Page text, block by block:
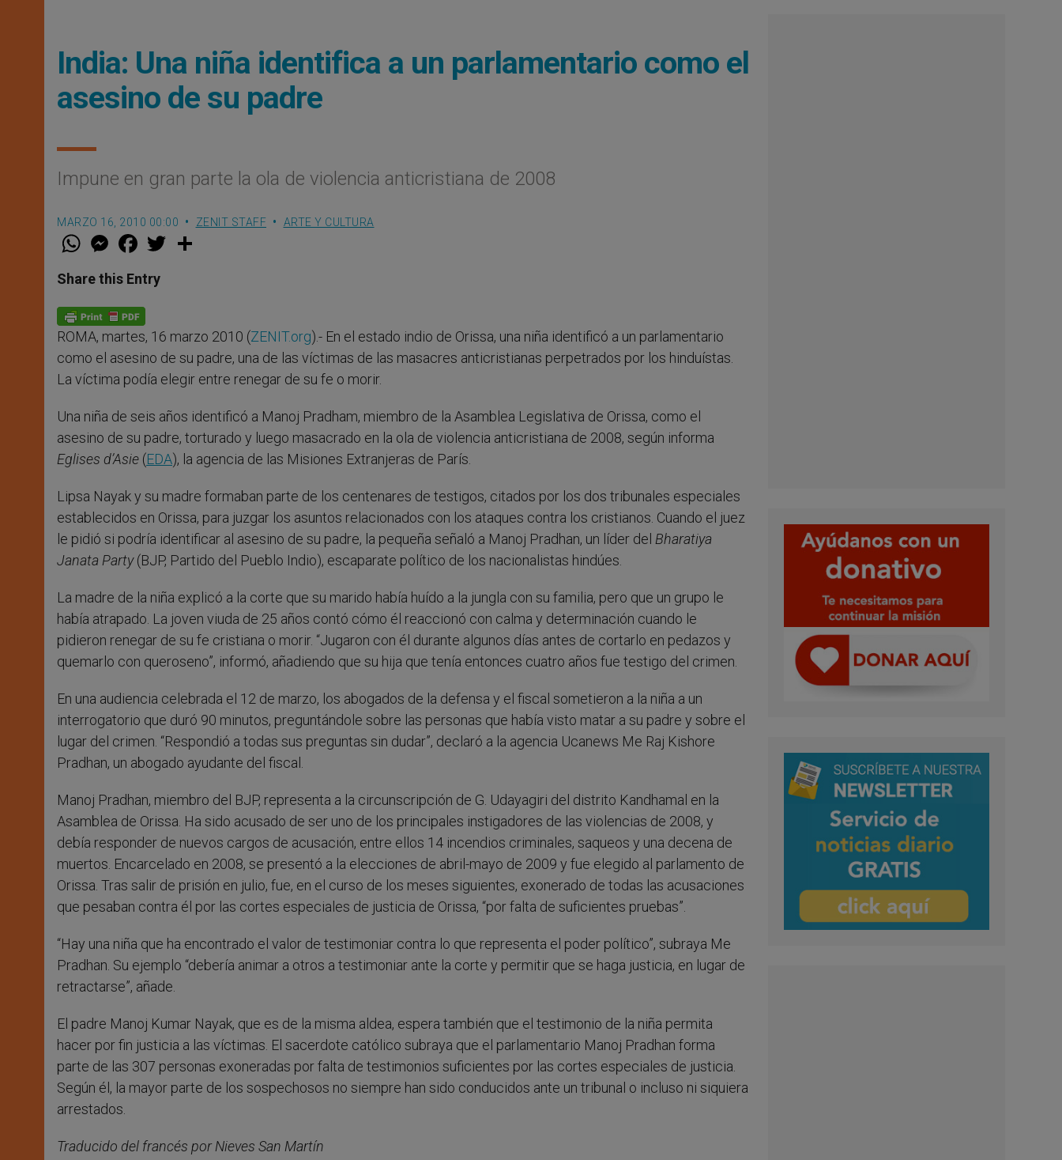
India: Una niña identifica a un parlamentario como el
asesino de su padre
Impune en gran parte la ola de violencia anticristiana de 2008
MARZO 16, 2010 00:00 ZENIT STAFF ARTE Y CULTURA
W
t
s
p
p
M
e
s
e
g
e
r
F
a
e
b
o
k
w
Share this Entry
ROMA, martes, 16 marzo 2010 (ZENIT.org).- En el estado indio de Orissa, una niña identificó a un parlamentario
como el asesino de su padre, una de las víctimas de las masacres anticristianas perpetrados por los hinduístas.
La víctima podía elegir entre renegar de su fe o morir.
Una niña de seis años identificó a Manoj Pradham, miembro de la Asamblea Legislativa de Orissa, como el
asesino de su padre, torturado y luego masacrado en la ola de violencia anticristiana de 2008, según informa
Eglises d’Asie (EDA), la agencia de las Misiones Extranjeras de París.
Lipsa Nayak y su madre formaban parte de los centenares de testigos, citados por los dos tribunales especiales
establecidos en Orissa, para juzgar los asuntos relacionados con los ataques contra los cristianos. Cuando el juez
le pidió si podría identificar al asesino de su padre, la pequeña señaló a Manoj Pradhan, un líder del Bharatiya
Janata Party(BJP, Partido del Pueblo Indio), escaparate político de los nacionalistas hindúes.
La madre de la niña explicó a la corte que su marido había huído a la jungla con su familia, pero que un grupo le
había atrapado. La joven viuda de 25 años contó cómo él reaccionó con calma y determinación cuando le
pidieron renegar de su fe cristiana o morir. “Jugaron con él durante algunos días antes de cortarlo en pedazos y
quemarlo con queroseno”, informó, añadiendo que su hija que tenía entonces cuatro años fue testigo del crimen.
En una audiencia celebrada el 12 de marzo, los abogados de la defensa y el fiscal sometieron a la niña a un
interrogatorio que duró 90 minutos, preguntándole sobre las personas que había visto matar a su padre y sobre el
lugar del crimen. “Respondió a todas sus preguntas sin dudar”, declaró a la agencia Ucanews Me Raj Kishore
Pradhan, un abogado ayudante del fiscal.
Manoj Pradhan, miembro del BJP, representa a la circunscripción de G. Udayagiri del distrito Kandhamal en la
Asamblea de Orissa. Ha sido acusado de ser uno de los principales instigadores de las violencias de 2008, y
debía responder de nuevos cargos de acusación, entre ellos 14 incendios criminales, saqueos y una decena de
muertos. Encarcelado en 2008, se presentó a la elecciones de abril-mayo de 2009 y fue elegido al parlamento de
Orissa. Tras salir de prisión en julio, fue, en el curso de los meses siguientes, exonerado de todas las acusaciones
que pesaban contra él por las cortes especiales de justicia de Orissa, “por falta de suficientes pruebas”.
“Hay una niña que ha encontrado el valor de testimoniar contra lo que representa el poder político”, subraya Me
Pradhan. Su ejemplo “debería animar a otros a testimoniar ante la corte y permitir que se haga justicia, en lugar de
retractarse”, añade.
El padre Manoj Kumar Nayak, que es de la misma aldea, espera también que el testimonio de la niña permita
hacer por fin justicia a las víctimas. El sacerdote católico subraya que el parlamentario Manoj Pradhan forma
parte de las 307 personas exoneradas por falta de testimonios suficientes por las cortes especiales de justicia.
Según él, la mayor parte de los sospechosos no siempre han sido conducidos ante un tribunal o incluso ni siquiera
arrestados.
Traducido del francés por Nieves San Martín